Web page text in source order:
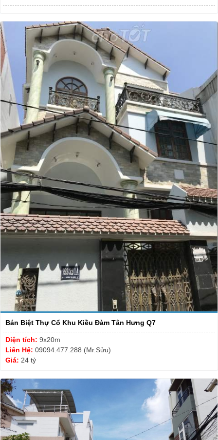
Bán Biệt Thự Cổ Khu Kiều Đàm Tân Hưng Q7
Diện tích: 9x20m
Liên Hệ: 09094.477.288 (Mr.Sửu)
Giá: 24 tỷ